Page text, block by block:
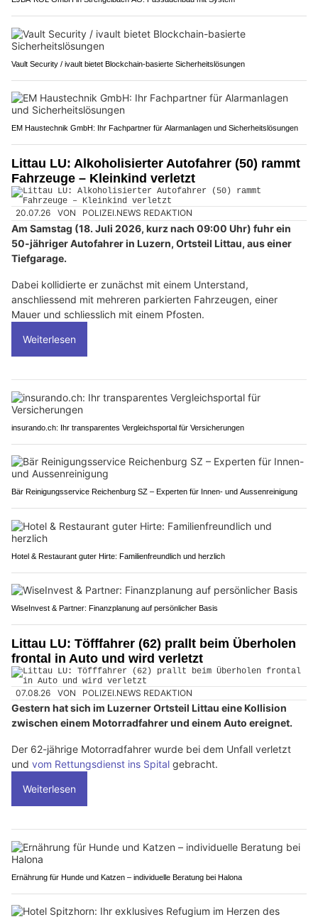
Vault Security / ivault bietet Blockchain-basierte Sicherheitslösungen
EM Haustechnik GmbH: Ihr Fachpartner für Alarmanlagen und Sicherheitslösungen
Littau LU: Alkoholisierter Autofahrer (50) rammt
Fahrzeuge – Kleinkind verletzt
20.07.26 VON POLIZEI.NEWS REDAKTION
Am Samstag (18. Juli 2026, kurz nach 09:00 Uhr) fuhr ein
50-jähriger Autofahrer in Luzern, Ortsteil Littau, aus einer
Tiefgarage.
Dabei kollidierte er zunächst mit einem Unterstand,
anschliessend mit mehreren parkierten Fahrzeugen, einer
Mauer und schliesslich mit einem Pfosten.
Weiterlesen
insurando.ch: Ihr transparentes Vergleichsportal für Versicherungen
Bär Reinigungsservice Reichenburg SZ – Experten für Innen- und Aussenreinigung
Hotel & Restaurant guter Hirte: Familienfreundlich und herzlich
WiseInvest & Partner: Finanzplanung auf persönlicher Basis
Littau LU: Töfffahrer (62) prallt beim Überholen
frontal in Auto und wird verletzt
07.08.26 VON POLIZEI.NEWS REDAKTION
Gestern hat sich im Luzerner Ortsteil Littau eine Kollision
zwischen einem Motorradfahrer und einem Auto ereignet.
Der 62-jährige Motorradfahrer wurde bei dem Unfall verletzt
und vom Rettungsdienst ins Spital gebracht.
Weiterlesen
Ernährung für Hunde und Katzen – individuelle Beratung bei Halona